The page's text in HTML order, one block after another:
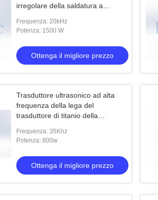
irregolare della saldatura a
Frequenza: 20kHz
Potenza: 1500 W
Ottenga il migliore prezzo
Trasduttore ultrasonico ad alta
frequenza della lega del
trasduttore di titanio della
Frequenza: 35Khz
Potenza: 800w
Ottenga il migliore prezzo